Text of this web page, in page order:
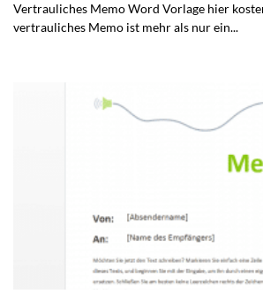
Vertrauliches Memo Word Vorlage hier
vertrauliches Memo ist mehr als nur ein...